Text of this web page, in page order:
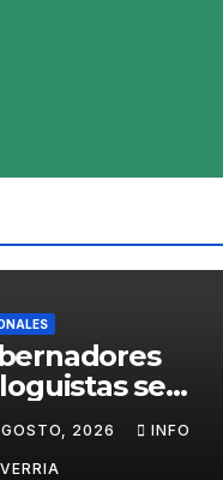
se
de la ley
y ponen
2026 INFO